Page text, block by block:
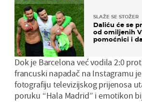
SLAŽE SE STOŽER
Daliću će se
od omiljenih
pomoćnici i
Dok je Barcelona već vodila 2:0
francuski napadač na Instagramu
fotografiju televizijskog prijenosa
poruku “Hala Madrid” i emotikon